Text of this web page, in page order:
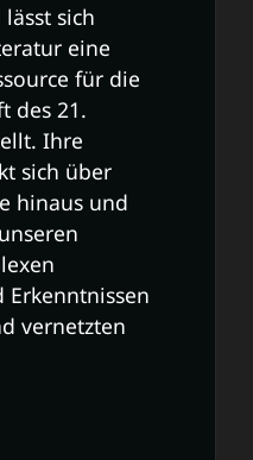
sich
eine
für die
des 21.
Ihre
sich über
hinaus und
vernetzten